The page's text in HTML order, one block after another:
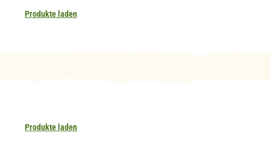
Produkte laden
Produkte laden